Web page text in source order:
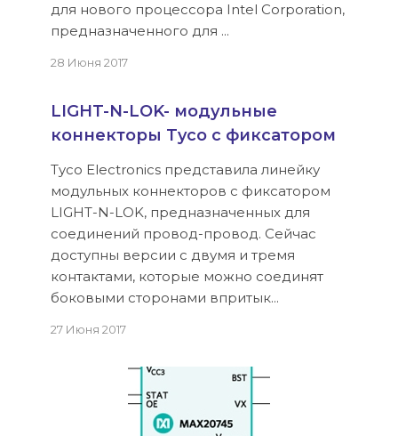
для нового процессора Intel Corporation,
предназначенного для ...
28 Июня 2017
LIGHT-N-LOK- модульные
коннекторы Tyco с фиксатором
Tyco Electronics представила линейку
модульных коннекторов с фиксатором
LIGHT-N-LOK, предназначенных для
соединений провод-провод. Сейчас
доступны версии с двумя и тремя
контактами, которые можно соединят
боковыми сторонами впритык...
27 Июня 2017